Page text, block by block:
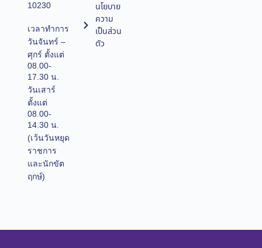
10230
เวลาทำการ
วันจันทร์ –
ศุกร์ ตั้งแต่
08.00-
17.30 น.
วันเสาร์
ตั้งแต่
08.00-
14.30 น.
(เว้นวันหยุด
ราชการ
และนักขัต
ฤกษ์)
นโยบาย
ความ
เป็นส่วน
ตัว